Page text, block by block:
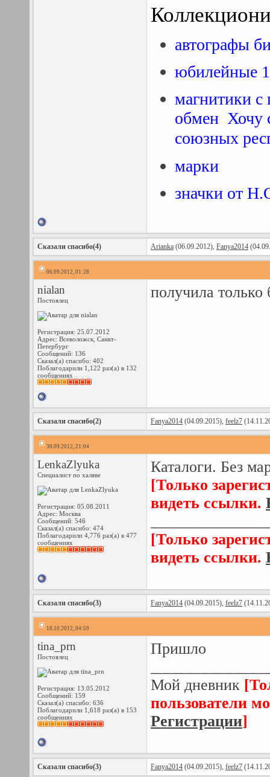
автографы
юбилейные
магнитики с
обмен Хочу
союзных
марки
значки от
Сказали спасибо(4) Arianka (06.09.2012), Fanya2014
06.09.2012, 01:28
nialan
Постоялец
Регистрация: 25.07.2012
Адрес: Всеволожск, Санкт-
Петербург
Сообщений: 136
Сказал(а) спасибо: 402
Поблагодарили 1,122 раз(а) в 132
сообщениях
получила только
Сказали спасибо(2) Fanya2014 (04.09.2015), feelz7
30.09.2012, 21:04
LenkaZlyuka
Специалист по халяве
Регистрация: 05.08.2011
Адрес: Москва
Сообщений: 546
Сказал(а) спасибо: 474
Поблагодарили 4,776 раз(а) в 477
сообщениях
Каталоги. Без
[Только
видеть ссылки.
[Только
видеть ссылки.
Сказали спасибо(3) Fanya2014 (04.09.2015), feelz7
18.10.2012, 04:59
tina_prn
Постоялец
Регистрация: 13.05.2012
Сообщений: 159
Сказал(а) спасибо: 636
Поблагодарили 1,618 раз(а) в 153
сообщениях
Пришло
Мой дневник
пользователи
Регистрации]
Сказали спасибо(3) Fanya2014 (04.09.2015), feelz7